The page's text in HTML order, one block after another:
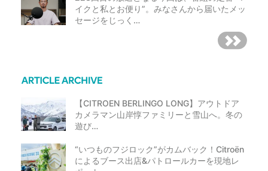
イクと私とお便り”。みなさんから届いたメッ
セージをじっく…
【CITROEN BERLINGO LONG】アウトドア
カメラマン山岸惇ファミリーと雪山へ。冬の
遊び…
“いつものフジロック”がカムバック！Citroën
によるブース出店&パトロールカーを現地レ